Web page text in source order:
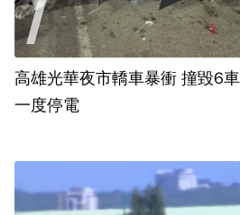
高雄光華夜市轎車暴衝 撞毀6
一度停電